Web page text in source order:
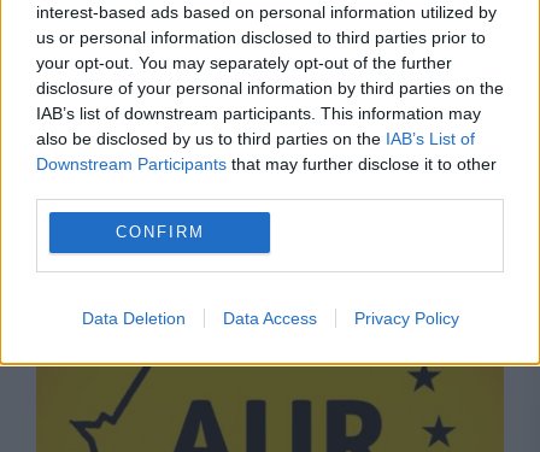
interest-based ads based on personal information utilized by
us or personal information disclosed to third parties prior to
your opt-out. You may separately opt-out of the further
disclosure of your personal information by third parties on the
IAB’s list of downstream participants. This information may
also be disclosed by us to third parties on the IAB’s List of
Downstream Participants that may further disclose it to other
CONFIRM
Data Deletion Data Access Privacy Policy
POLITICA
Legea biodiversității a trecut de Comisia
Juridică și de Mediu. Tensiuni între AUR și
USR din cauza termenilor din proiect